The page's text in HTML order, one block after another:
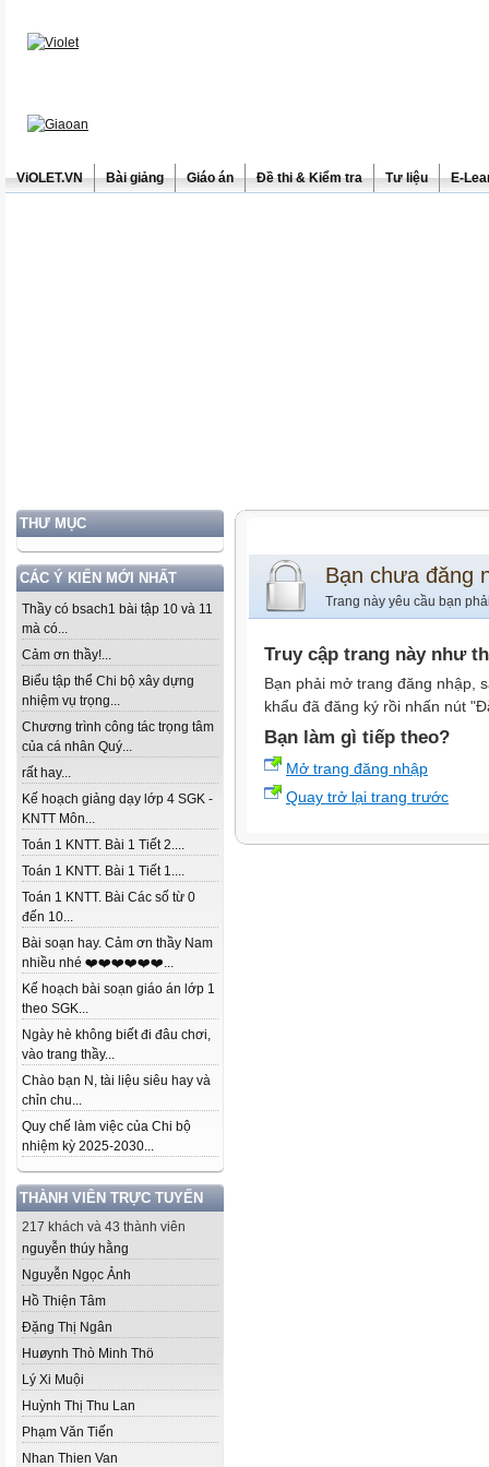
ViOLET.VN Bài giảng Giáo án Đề thi & Kiểm tra Tư liệu E-
THƯ MỤC
CÁC Ý KIẾN MỚI NHẤT
Thầy có bsach1 bài tập 10 và 11
mà có...
Cảm ơn thầy!...
Biểu tập thể Chi bộ xây dựng
nhiệm vụ trọng...
Chương trình công tác trọng tâm
của cá nhân Quý...
rất hay...
Kế hoạch giảng dạy lớp 4 SGK -
KNTT Môn...
Toán 1 KNTT. Bài 1 Tiết 2....
Toán 1 KNTT. Bài 1 Tiết 1....
Toán 1 KNTT. Bài Các số từ 0
đến 10...
Bài soạn hay. Cảm ơn thầy Nam
nhiều nhé ❤️❤️❤️❤️❤️❤️...
Kế hoạch bài soạn giáo án lớp 1
theo SGK...
Ngày hè không biết đi đâu chơi,
vào trang thầy...
Chào bạn N, tài liệu siêu hay và
chỉn chu...
Quy chế làm việc của Chi bộ
nhiệm kỳ 2025-2030...
THÀNH VIÊN TRỰC TUYẾN
217 khách và 43 thành viên
nguyễn thúy hằng
Nguyễn Ngọc Ảnh
Hồ Thiện Tâm
Đặng Thị Ngân
Huøynh Thò Minh Thö
Lý Xi Muội
Huỳnh Thị Thu Lan
Phạm Văn Tiến
Nhan Thien Van
Bạn chưa đăng
Trang này yêu cầu bạn
Truy cập trang này như
Bạn phải mở trang đăng nhập,
khẩu đã đăng ký rồi nhấn nút
Bạn làm gì tiếp theo?
Mở trang đăng nhập
Quay trở lại trang trước